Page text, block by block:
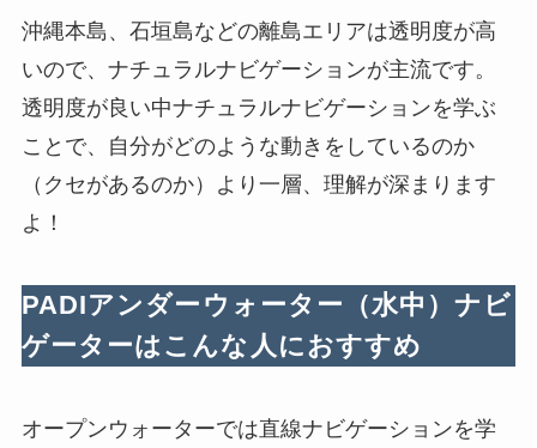
沖縄本島、石垣島などの離島エリアは透明度が高
いので、ナチュラルナビゲーションが主流です。
透明度が良い中ナチュラルナビゲーションを学ぶ
ことで、自分がどのような動きをしているのか
（クセがあるのか）より一層、理解が深まります
よ！
PADIアンダーウォーター（水中）ナビ
ゲーターはこんな人におすすめ
オープンウォーターでは直線ナビゲーションを学